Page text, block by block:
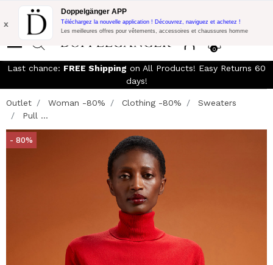
LIVRAISON GRATUITE!10% de réduction supplémentaire sur 300€
d'achat avec le code:
0
x
Doppelgänger APP
Téléchargez la nouvelle application ! Découvrez, naviguez et achetez !
Les meilleures offres pour vêtements, accessoires et chaussures homme
Last chance: FREE Shipping on All Products! Easy Returns 60
days!
Outlet Woman -80% Clothing -80%
Sweaters
Pull ...
- 80%